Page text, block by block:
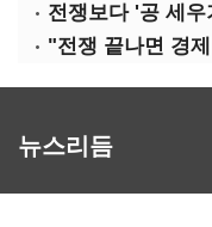
전쟁보다 '공 세
뉴스리듬